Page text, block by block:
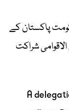
پاکستان کے
شراکت
A